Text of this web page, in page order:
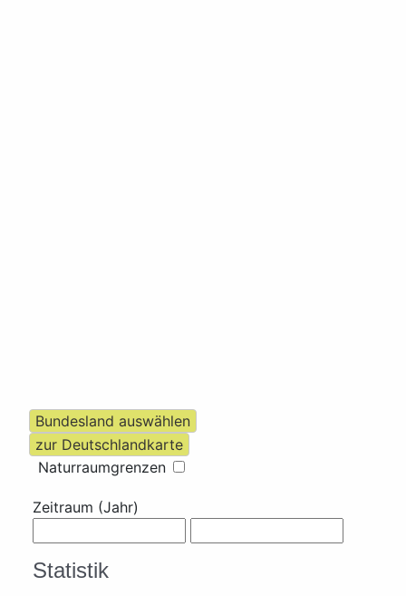
Naturraumgrenzen
Zeitraum (Jahr)
Statistik